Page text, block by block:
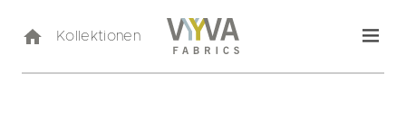
Kollektionen